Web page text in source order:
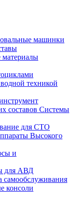
машинки
материалы
техникой
Системы
для СТО
Высокого
и
для АВД
самообслуживания
консоли